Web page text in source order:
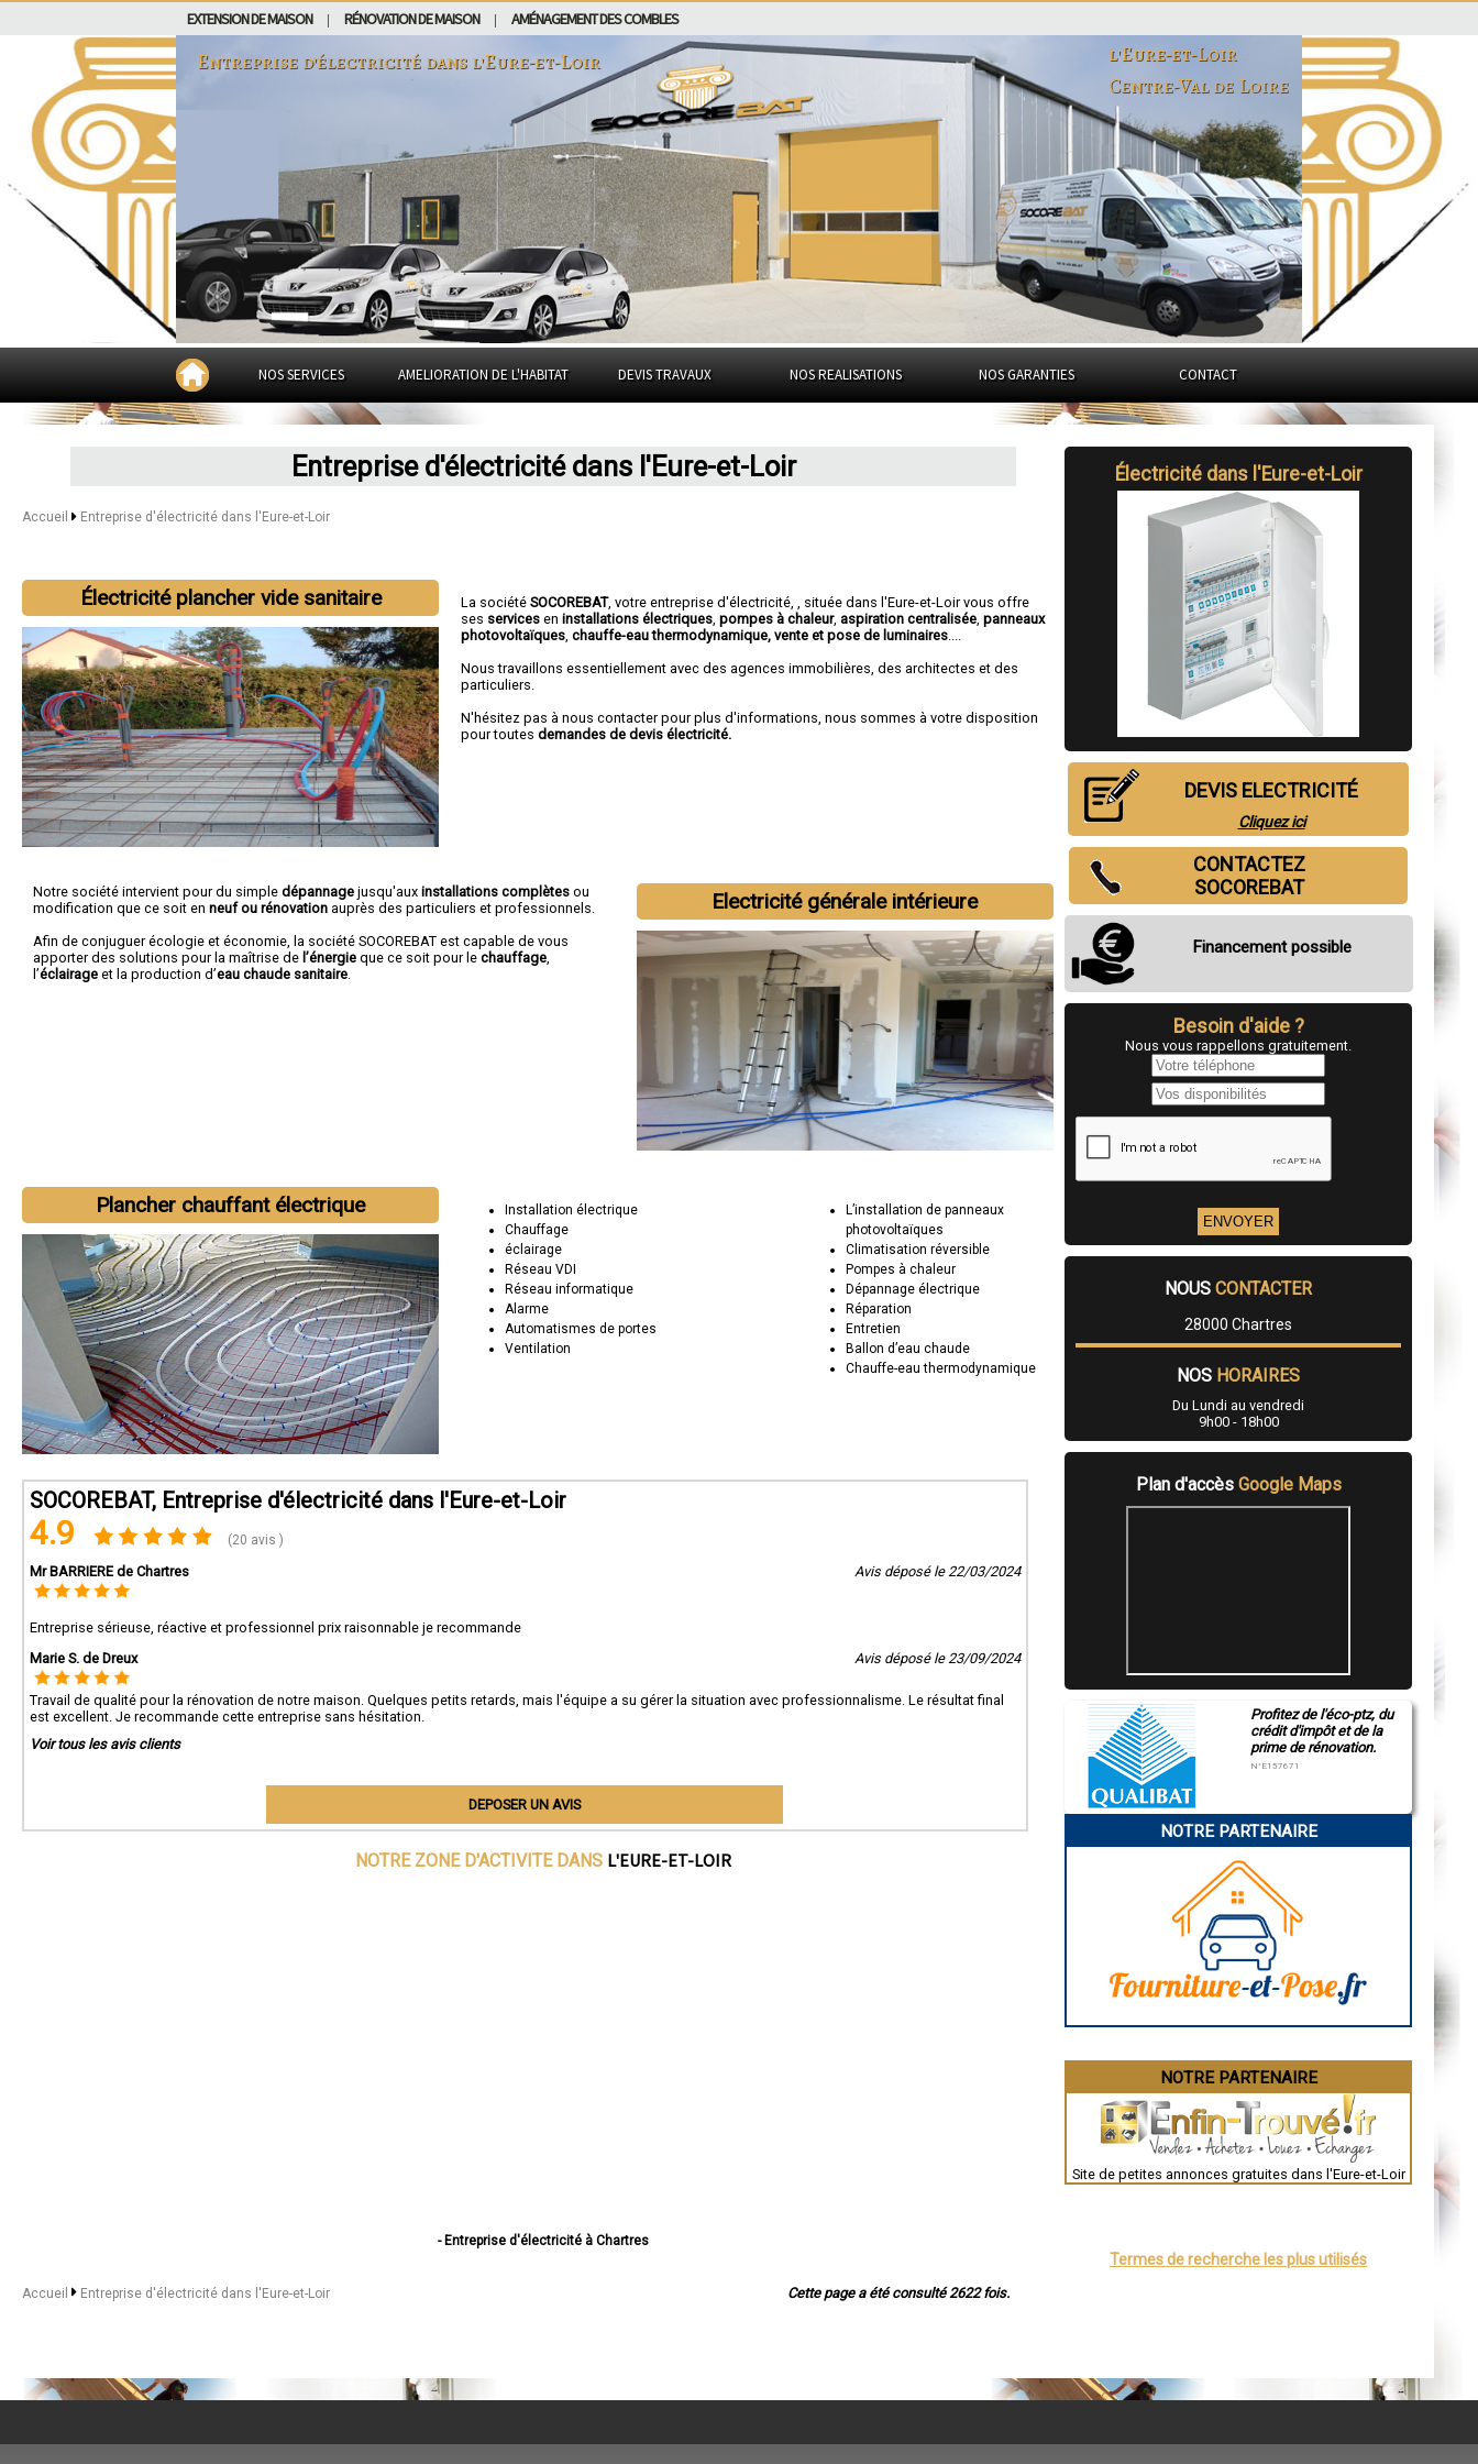
EXTENSION DE MAISON RÉNOVATION DE MAISON AMÉNAGEMENT DES COMBLES
Entreprise d'électricité dans l'Eure-et-Loir
l'Eure-et-Loir
Centre-Val de Loire
NOS SERVICES AMELIORATION DE L'HABITAT DEVIS TRAVAUX NOS REALISATIONS NOS GARANTIES CONTACT
Entreprise d'électricité dans l'Eure-et-Loir
Accueil Entreprise d'électricité dans l'Eure-et-Loir
Électricité plancher vide sanitaire La sociétéSOCOREBAT,votre entreprise d'électricité,
, située dans l'Eure-et-Loir vous offre
ses services eninstallations électriques ,pompes à chaleur, aspiration centralisée ,panneaux
photovoltaïques ,chauffe-eau thermodynamique, vente et pose de luminaires
Nous travaillons essentiellement avec des agences immobilières, des architectes et des
particuliers.
N'hésitez pas à nous contacter pour plus d'informations, nous sommes à votre disposition
pour toutesdemandes de devis électricité.
Electricité générale intérieure
Notre société intervient pour du simple dépannage jusqu'aux installations complètes ou
modification que ce soit en neuf ou rénovation auprès des particuliers et professionnels.
Afin de conjuguer écologie et économie, la société SOCOREBAT est capable de vous
apporter des solutions pour la maîtrise de l’énergie que ce soit pour le chauffage,
l’éclairage et la production d’eau chaude sanitaire.
Plancher chauffant électrique
Installation électrique
Chauffage
éclairage
Réseau VDI
Réseau informatique
Alarme
Automatismes de portes
Ventilation
L’installation de panneaux
photovoltaïques
Climatisation réversible
Pompes à chaleur
Dépannage électrique
Réparation
Entretien
Ballon d’eau chaude
Chauffe-eau thermodynamique
SOCOREBAT, Entreprise d'électricité dans l'Eure-et-Loir
4.9 (20 avis )
Mr BARRIERE de Chartres Avis déposé le 22/03/2024
Entreprise sérieuse, réactive et professionnel prix raisonnable je recommande
Marie S. de Dreux
Avis déposé le 23/09/2024
Travail de qualité pour la rénovation de notre maison. Quelques petits retards, mais l'équipe a su gérer la situation avec professionnalisme. Le résultat final
est excellent. Je recommande cette entreprise sans hésitation.
Voir tous les avis clients
DEPOSER UN AVIS
NOTRE ZONE D'ACTIVITE DANS L'EURE-ET-LOIR
- Entreprise d'électricité à Chartres
- Entreprise d'électricité à Luisant
- Entreprise d'électricité à Épernon
Cette page a été consulté 2622 fois.
Accueil Entreprise d'électricité dans l'Eure-et-Loir
Électricitédans l'Eure-et-Loir
DEVIS ELECTRICITÉ
Cliquez ici
CONTACTEZ
SOCOREBAT
Financement possible
Besoin d'aide ?
Nous vous rappellons gratuitement.
NOUS CONTACTER
28000 Chartres
NOS HORAIRES
Du Lundi au vendredi
9h00 - 18h00
Plan d'accès Google Maps
Profitez de l'éco-ptz, du
crédit d'impôt et de la
prime de rénovation.
N°E157671
NOTRE PARTENAIRE
NOTRE PARTENAIRE
Site de petites annonces gratuites dans l'Eure-et-Loir
Termes de recherche les plus utilisés